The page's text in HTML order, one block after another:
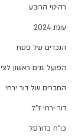
רהיטי הרובע
עונת 2024
הנכדים של פסח
הפועל גנים ראשון
החברים של דור ירחי
דור ירחי ז"ל
כו"ח כדורסל